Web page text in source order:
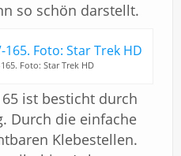
so schön darstellt.
Foto: Star Trek HD
ist besticht durch
Durch die einfache
Klebestellen.